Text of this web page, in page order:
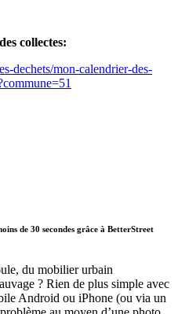
collectes:
dechets/mon-calendrier-des-
de 30 secondes grâce à BetterStreet
du mobilier urbain
? Rien de plus simple avec
Android ou iPhone (ou via un